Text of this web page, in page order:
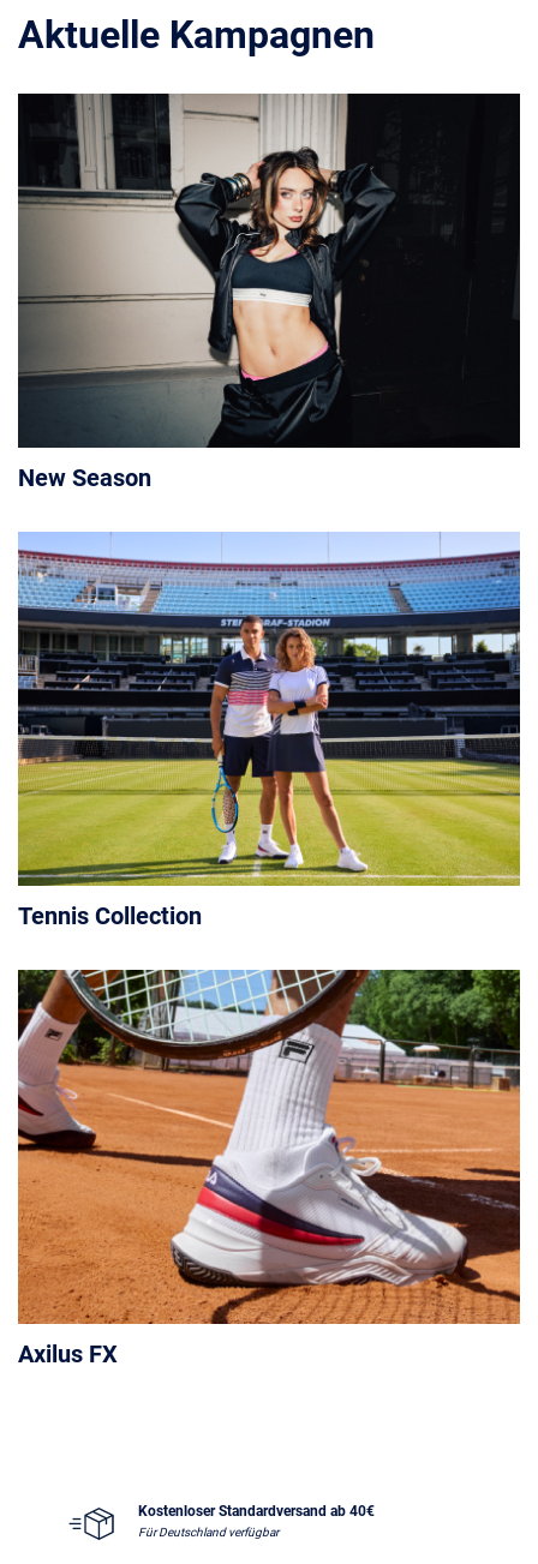
Aktuelle Kampagnen
New Season
Tennis Collection
Axilus FX
Kostenloser Standardversand ab 40€
Für Deutschland verfügbar